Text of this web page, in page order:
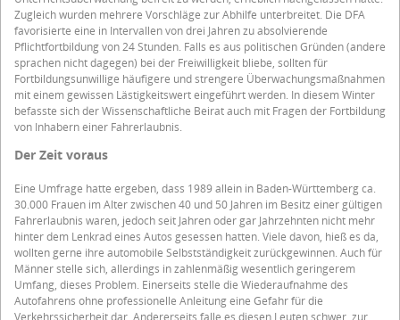
Zugleich wurden mehrere Vorschläge zur Abhilfe unterbreitet. Die DFA
favorisierte eine in Intervallen von drei Jahren zu absolvierende
Pflichtfortbildung von 24 Stunden. Falls es aus politischen Gründen (andere
sprachen nicht dagegen) bei der Freiwilligkeit bliebe, sollten für
Fortbildungsunwillige häufigere und strengere Überwachungsmaßnahmen
mit einem gewissen Lästigkeitswert eingeführt werden. In diesem Winter
befasste sich der Wissenschaftliche Beirat auch mit Fragen der Fortbildung
von Inhabern einer Fahrerlaubnis.
Der Zeit voraus
Eine Umfrage hatte ergeben, dass 1989 allein in Baden-Württemberg ca.
30.000 Frauen im Alter zwischen 40 und 50 Jahren im Besitz einer gültigen
Fahrerlaubnis waren, jedoch seit Jahren oder gar Jahrzehnten nicht mehr
hinter dem Lenkrad eines Autos gesessen hatten. Viele davon, hieß es da,
wollten gerne ihre automobile Selbstständigkeit zurückgewinnen. Auch für
Männer stelle sich, allerdings in zahlenmäßig wesentlich geringerem
Umfang, dieses Problem. Einerseits stelle die Wiederaufnahme des
Autofahrens ohne professionelle Anleitung eine Gefahr für die